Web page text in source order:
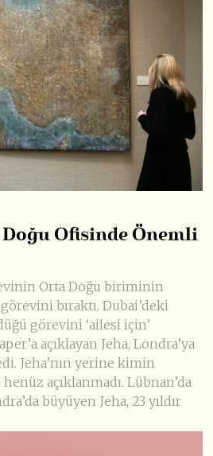
Ofisinde Önemli
Orta Doğu biriminin
bıraktı. Dubai’deki
görevini ‘ailesi için’
açıklayan Jeha, Londra’ya
Jeha’nın yerine kimin
açıklanmadı. Lübnan’da
büyüyen Jeha, 23 yıldır